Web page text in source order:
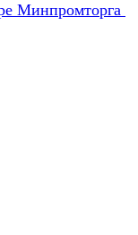
Минпромторга